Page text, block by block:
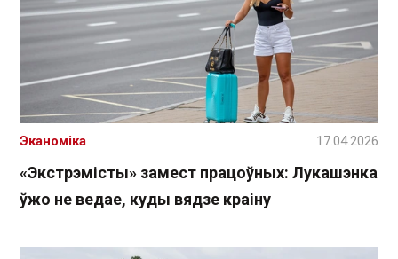
«Экстрэмісты» замест працоўных: Лукашэнка
ўжо не ведае, куды вядзе краіну
Эканоміка 17.04.2026